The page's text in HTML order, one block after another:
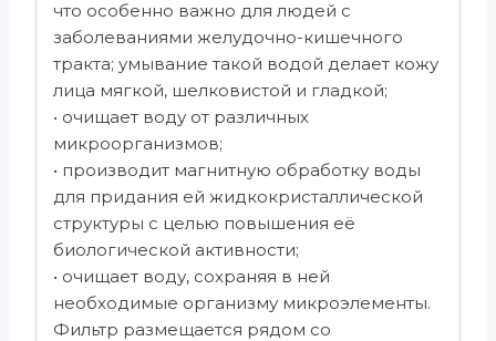
что особенно важно для людей с
заболеваниями желудочно-кишечного
тракта; умывание такой водой делает кожу
лица мягкой, шелковистой и гладкой;
• очищает воду от различных
микроорганизмов;
• производит магнитную обработку воды
для придания ей жидкокристаллической
структуры с целью повышения её
биологической активности;
• очищает воду, сохраняя в ней
необходимые организму микроэлементы.
Фильтр размещается рядом со